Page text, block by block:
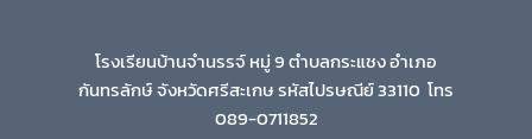
โรงเรียนบ้านจำนรรจ์ หมู่ 9 ตำบลกระแชง อำเภอ
กันทรลักษ์ จังหวัดศรีสะเกษ รหัสไปรษณีย์ 33110 โทร
089-0711852